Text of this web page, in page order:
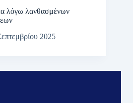
λόγω λανθασμένων
2025